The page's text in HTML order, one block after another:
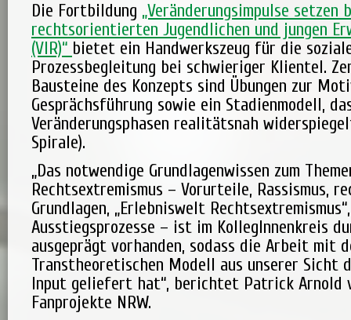
Die Fortbildung „Veränderungsimpulse setzen
rechtsorientierten Jugendlichen und jungen
(VIR)“ bietet ein Handwerkszeug für die
Prozessbegleitung bei schwieriger Klientel.
Bausteine des Konzepts sind Übungen zur
Gesprächsführung sowie ein Stadienmodell,
Veränderungsphasen realitätsnah
Spirale).
„Das notwendige Grundlagenwissen zum
Rechtsextremismus – Vorurteile, Rassismus,
Grundlagen, „Erlebniswelt
Ausstiegsprozesse – ist im KollegInnenkreis
ausgeprägt vorhanden, sodass die Arbeit mit
Transtheoretischen Modell aus unserer Sicht
Input geliefert hat“, berichtet Patrick Arnold
Fanprojekte NRW.